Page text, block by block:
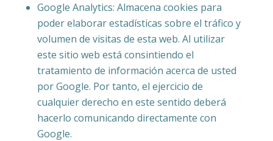
Google Analytics: Almacena cookies para
poder elaborar estadísticas sobre el tráfico y
volumen de visitas de esta web. Al utilizar
este sitio web está consintiendo el
tratamiento de información acerca de usted
por Google. Por tanto, el ejercicio de
cualquier derecho en este sentido deberá
hacerlo comunicando directamente con
Google.